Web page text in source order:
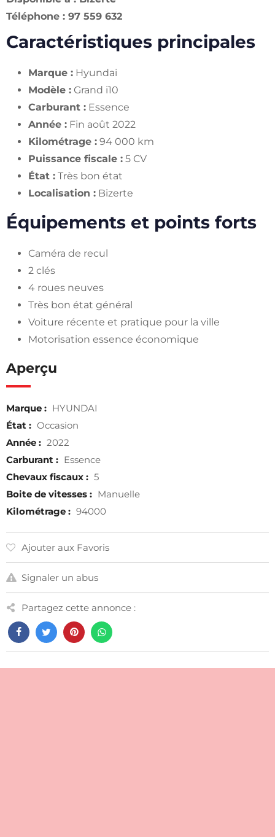
Téléphone : 97 559 632
Caractéristiques principales
Marque : Hyundai
Modèle : Grand i10
Carburant : Essence
Année : Fin août 2022
Kilométrage : 94 000 km
Puissance fiscale : 5 CV
État : Très bon état
Localisation : Bizerte
Équipements et points forts
Caméra de recul
2 clés
4 roues neuves
Très bon état général
Voiture récente et pratique pour la ville
Motorisation essence économique
Aperçu
Marque : HYUNDAI
État : Occasion
Année : 2022
Carburant : Essence
Chevaux fiscaux : 5
Boite de vitesses : Manuelle
Kilométrage : 94000
Ajouter aux Favoris
Signaler un abus
Partagez cette annonce :